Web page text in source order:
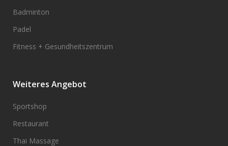
Badminton
Padel
Fitness + Gesundheitszentrum
Weiteres Angebot
Sportshop
Restaurant
Thai Massage